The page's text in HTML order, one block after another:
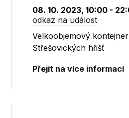
08. 10. 2023, 10:00 -
odkaz na událost
Velkoobjemový
Střešovických hřišť
Přejít na více informací